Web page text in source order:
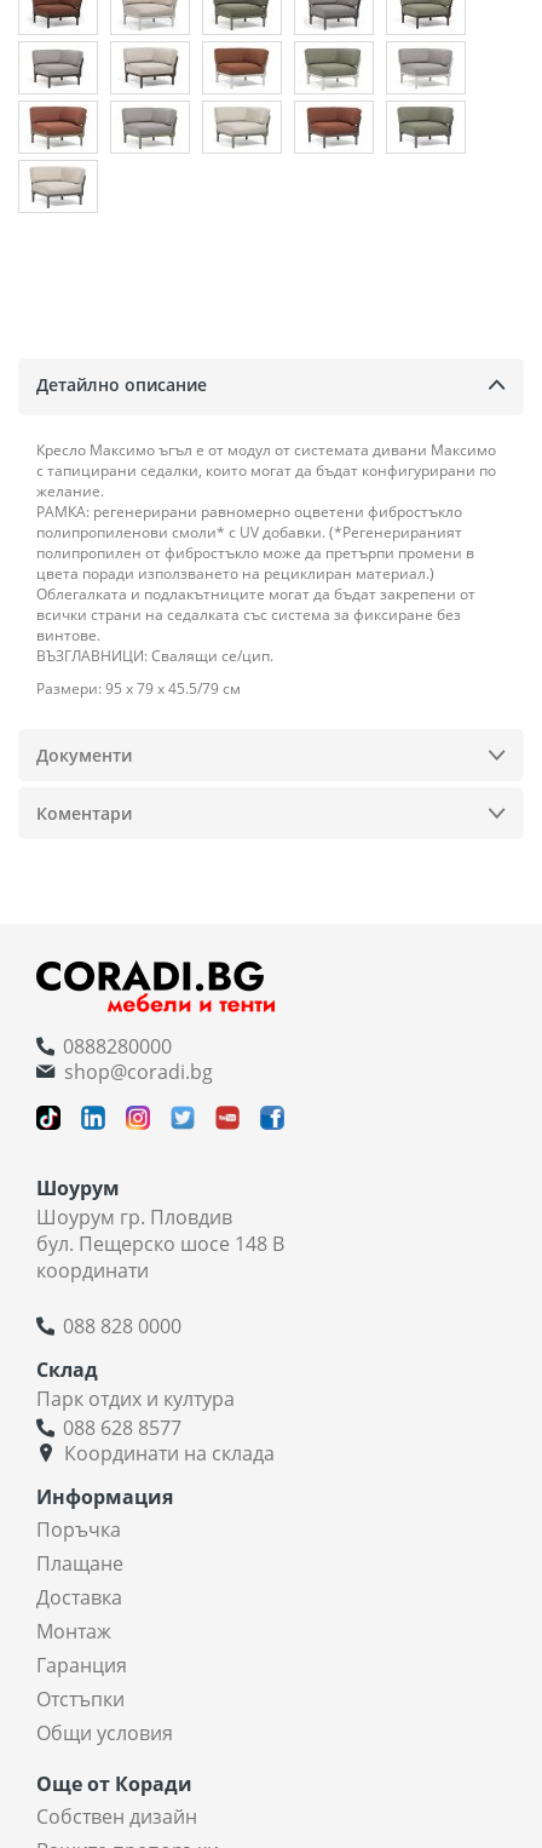
Детайлно описание
Кресло Максимо ъгъл е от модул от системата дивани Максимо
с тапицирани седалки, които могат да бъдат конфигурирани по
желание.
РАМКА: регенерирани равномерно оцветени фибростъкло
полипропиленови смоли* с UV добавки. (*Регенерираният
полипропилен от фибростъкло може да претърпи промени в
цвета поради използването на рециклиран материал.)
Облегалката и подлакътниците могат да бъдат закрепени от
всички страни на седалката със система за фиксиране без
винтове.
ВЪЗГЛАВНИЦИ: Свалящи се/цип.
Размери: 95 х 79 х 45.5/79 см
Документи
Коментари
0888280000
shop@coradi.bg
Шоурум
Шоурум гр. Пловдив
бул. Пещерско шосе 148 В
координати
088 828 0000
Склад
Парк отдих и култура
088 628 8577
Координати на склада
Информация
Поръчка
Плащане
Доставка
Монтаж
Гаранция
Отстъпки
Общи условия
Още от Коради
Собствен дизайн